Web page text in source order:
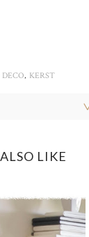
, KERST
LIKE